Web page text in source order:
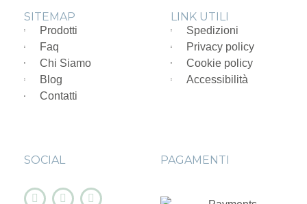
SITEMAP
Prodotti
Faq
Chi Siamo
Blog
Contatti
SOCIAL
LINK UTILI
Spedizioni
Privacy policy
Cookie policy
Accessibilità
PAGAMENTI